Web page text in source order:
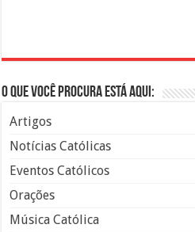
O que você procura está aqui:
Artigos
Notícias Católicas
Eventos Católicos
Orações
Música Católica